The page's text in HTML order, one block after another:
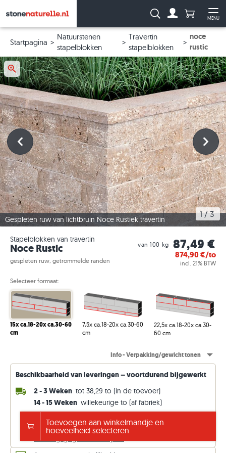
MENU
Zoeken: Aantal
Startpagina
Natuurstenen
stapelblokken
Travertin
stapelblokken
noce
rustic
Gespleten ruw van lichtbruin Noce Rustiek travertin
1 / 3
Stapelblokken van travertin
Noce Rustic
gespleten ruw, getrommelde randen
van 100 kg 87,49 €
874,90€/to
incl. 21% BTW
Selecteer formaat:
15x ca.18-20x ca.30-60
cm
7,5x ca.18-20x ca.30-60
cm
22,5x ca.18-20x ca.30-
60 cm
Info - Verpakking/gewicht tonen
Beschikbaarheid van leveringen – voortdurend bijgewerkt
2 - 3 Weken tot 38,29 to (in de toevoer)
14 - 15 Weken willekeurige to (af fabriek)
anders 149 €. Prijzen incl. 21% btw.
Leveringsgegevens bekijken
Toevoegen aan winkelmandje en
hoeveelheid selecteren